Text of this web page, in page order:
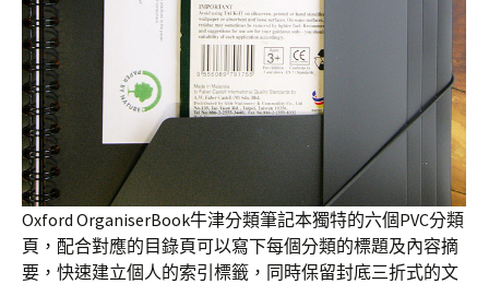
Oxford OrganiserBook牛津分類筆記本獨特的六個PVC分類
頁，配合對應的目錄頁可以寫下每個分類的標題及內容摘
要，快速建立個人的索引標籤，同時保留封底三折式的文